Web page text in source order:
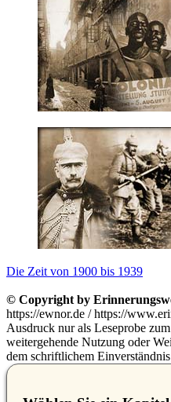
Die Zeit von 1900 bis 1939
© Copyright by
https://ewnor.de / https://
Ausdruck nur als Leseprobe
weitergehende Nutzung oder
dem schriftlichem